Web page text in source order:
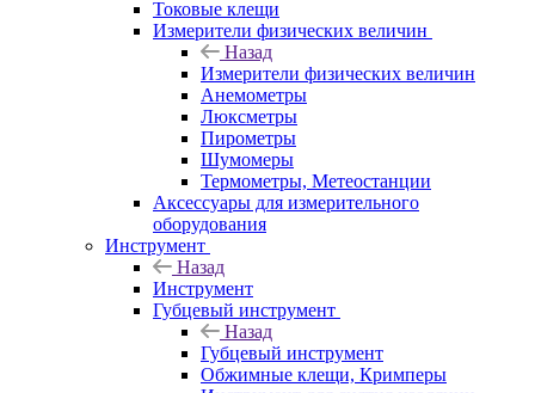
Токовые клещи
Измерители физических величин
Назад
Измерители физических величин
Анемометры
Люксметры
Пирометры
Шумомеры
Термометры, Метеостанции
Аксессуары для измерительного
оборудования
Инструмент
Назад
Инструмент
Губцевый инструмент
Назад
Губцевый инструмент
Обжимные клещи, Кримперы